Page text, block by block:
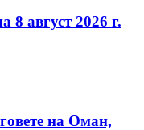
8 август 2026 г.
на Оман,